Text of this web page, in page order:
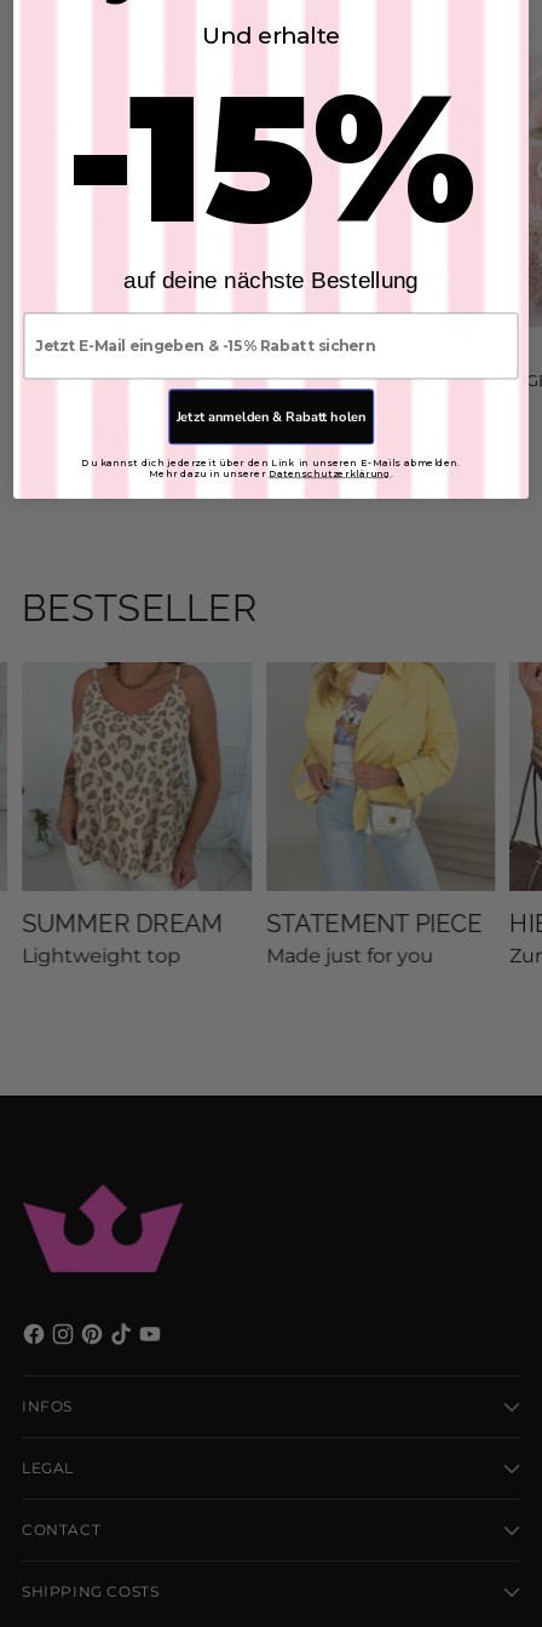
GESCHENKGUTSCHEIN
SKU: 2008-200
$235.78
GESCHENKGUTSCHEIN
SKU: 2008-150
$176.84
BESTSELLER
SUMMER DREAM
Lightweight top
STATEMENT PIECE
Made just for you
INFOS
LEGAL
CONTACT
SHIPPING COSTS
Und erhalte
-15%
auf deine nächste Bestellung
Jetzt anmelden & Rabatt holen
Du kannst dich jederzeit über den Link in unseren E-Mails abmelden.
Mehr dazu in unserer Datenschutzerklärung .